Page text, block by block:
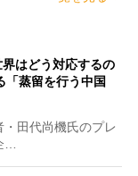
はどう対応するの
蒸留を行う中国
田代尚機氏のプレ
…